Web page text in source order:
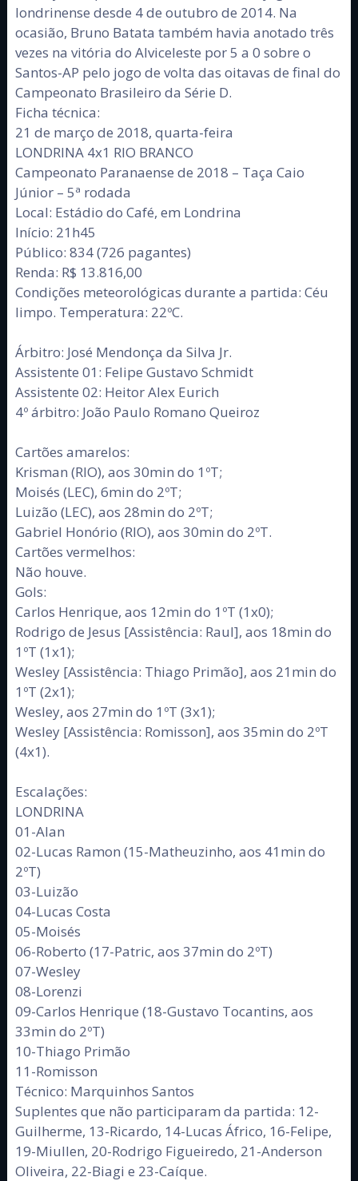
londrinense desde 4 de outubro de 2014. Na
ocasião, Bruno Batata também havia anotado três
vezes na vitória do Alviceleste por 5 a 0 sobre o
Santos-AP pelo jogo de volta das oitavas de final do
Campeonato Brasileiro da Série D.
Ficha técnica:
21 de março de 2018, quarta-feira
LONDRINA 4x1 RIO BRANCO
Campeonato Paranaense de 2018 – Taça Caio
Júnior – 5ª rodada
Local: Estádio do Café, em Londrina
Início: 21h45
Público: 834 (726 pagantes)
Renda: R$ 13.816,00
Condições meteorológicas durante a partida: Céu
limpo. Temperatura: 22ºC.
Árbitro: José Mendonça da Silva Jr.
Assistente 01: Felipe Gustavo Schmidt
Assistente 02: Heitor Alex Eurich
4º árbitro: João Paulo Romano Queiroz
Cartões amarelos:
Krisman (RIO), aos 30min do 1ºT;
Moisés (LEC), 6min do 2ºT;
Luizão (LEC), aos 28min do 2ºT;
Gabriel Honório (RIO), aos 30min do 2ºT.
Cartões vermelhos:
Não houve.
Gols:
Carlos Henrique, aos 12min do 1ºT (1x0);
Rodrigo de Jesus [Assistência: Raul], aos 18min do
1ºT (1x1);
Wesley [Assistência: Thiago Primão], aos 21min do
1ºT (2x1);
Wesley, aos 27min do 1ºT (3x1);
Wesley [Assistência: Romisson], aos 35min do 2ºT
(4x1).
Escalações:
LONDRINA
01-Alan
02-Lucas Ramon (15-Matheuzinho, aos 41min do
2ºT)
03-Luizão
04-Lucas Costa
05-Moisés
06-Roberto (17-Patric, aos 37min do 2ºT)
07-Wesley
08-Lorenzi
09-Carlos Henrique (18-Gustavo Tocantins, aos
33min do 2ºT)
10-Thiago Primão
11-Romisson
Técnico: Marquinhos Santos
Suplentes que não participaram da partida: 12-
Guilherme, 13-Ricardo, 14-Lucas Áfrico, 16-Felipe,
19-Miullen, 20-Rodrigo Figueiredo, 21-Anderson
Oliveira, 22-Biagi e 23-Caíque.